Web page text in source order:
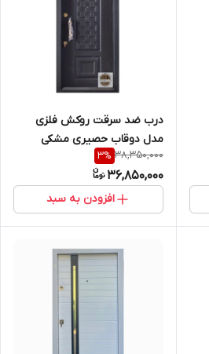
درب ضد سرقت روکش فلزی
مدل دوقاب حصیری مشکی
38,350,000
3%
36,850,000
افزودن به سبد